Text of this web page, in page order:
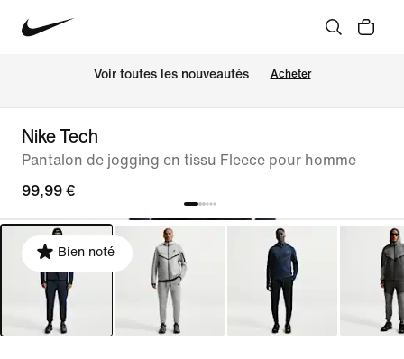
Voir toutes les nouveautés Acheter
Nike Tech
Pantalon de jogging en tissu Fleece pour homme
99,99 €
Bien noté